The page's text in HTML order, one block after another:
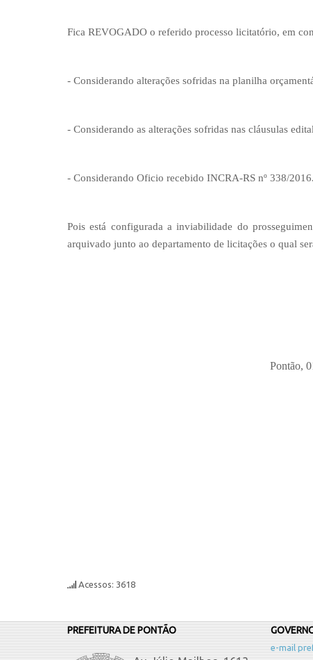
Fica REVOGADO o referido processo licitatório, em
- Considerando alterações sofridas na planilha
- Considerando as alterações sofridas nas cláusulas
- Considerando Oficio recebido INCRA-RS nº 338/2016.
Pois está configurada a inviabilidade do
arquivado junto ao departamento de licitações o qual
Pontão, 01 de Julho
Acessos: 3618
PREFEITURA DE PONTÃO
e-mail